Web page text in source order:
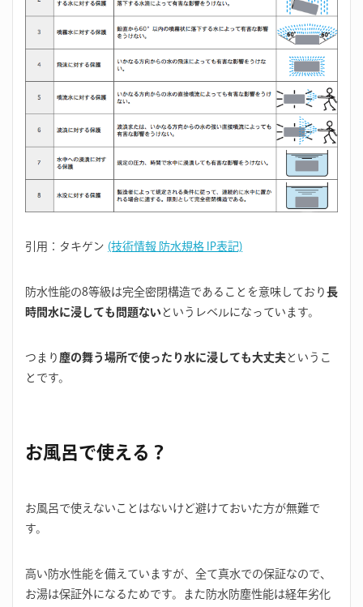
引用：タキゲン (技術情報 防水規格 IP表記)
防水性能の8等級は完全密閉構造であることを意味しており 長
時間水に浸しても問題ない というレベルになっています。
つまり 塵の舞う場所で使ったり水に浸しても大丈夫 というこ
とです。
お風呂で使える？
お風呂で使えないことはないけど避けておいた方が無難で
す。
高い防水性能を備えていますが、全て真水での保証なので、
お湯は保証外になるためです。また防水防塵性能は経年劣化